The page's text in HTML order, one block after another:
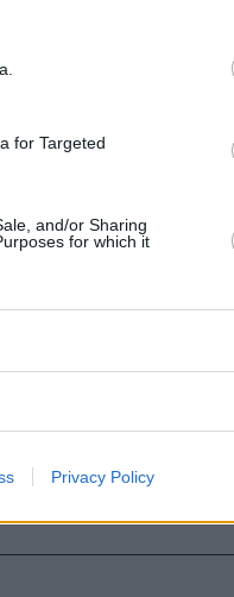
for Targeted
and/or Sharing
for which it
Privacy Policy
εργασία: Τι συμβαίνει
«κάτω από τη
δεδομένα για τη χρήση
επιθυμία της
για καλύτερο
σακχάρου – Το ένα